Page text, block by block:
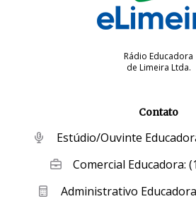
Rádio Educadora
de Limeira Ltda.
Contato
Estúdio/Ouvinte
Comercial Educadora:
Administrativo